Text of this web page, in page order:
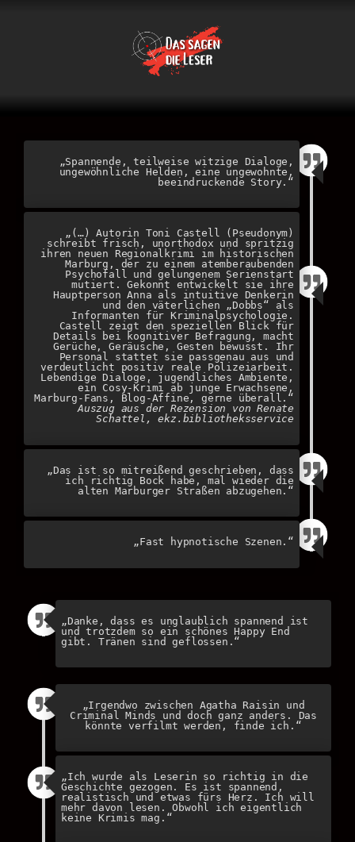
„Spannende, teilweise witzige Dialoge,
ungewöhnliche Helden, eine ungewohnte,
beeindruckende Story.“
„(…) Autorin Toni Castell (Pseudonym)
schreibt frisch, unorthodox und spritzig
ihren neuen Regionalkrimi im historischen
Marburg, der zu einem atemberaubenden
Psychofall und gelungenem Serienstart
mutiert. Gekonnt entwickelt sie ihre
Hauptperson Anna als intuitive Denkerin
und den väterlichen „Dobbs“ als
Informanten für Kriminalpsychologie.
Castell zeigt den speziellen Blick für
Details bei kognitiver Befragung, macht
Gerüche, Geräusche, Gesten bewusst. Ihr
Personal stattet sie passgenau aus und
verdeutlicht positiv reale Polizeiarbeit.
Lebendige Dialoge, jugendliches Ambiente,
ein Cosy-Krimi ab junge Erwachsene,
Marburg-Fans, Blog-Affine, gerne überall.“
Auszug aus der Rezension von Renate
Schattel, ekz.bibliotheksservice
„Das ist so mitreißend geschrieben, dass
ich richtig Bock habe, mal wieder die
alten Marburger Straßen abzugehen.“
„Fast hypnotische Szenen.“
„Danke, dass es unglaublich spannend ist
und trotzdem so ein schönes Happy End
gibt. Tränen sind geflossen.“
„Irgendwo zwischen Agatha Raisin und
Criminal Minds und doch ganz anders. Das
könnte verfilmt werden, finde ich.“
„Ich wurde als Leserin so richtig in die
Geschichte gezogen. Es ist spannend,
realistisch und etwas fürs Herz. Ich will
mehr davon lesen. Obwohl ich eigentlich
keine Krimis mag.“